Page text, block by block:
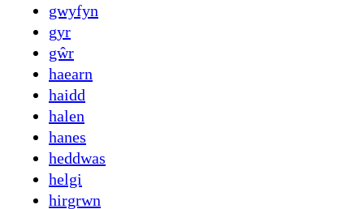
gwyfyn
gyr
gŵr
haearn
haidd
halen
hanes
heddwas
helgi
hirgrwn